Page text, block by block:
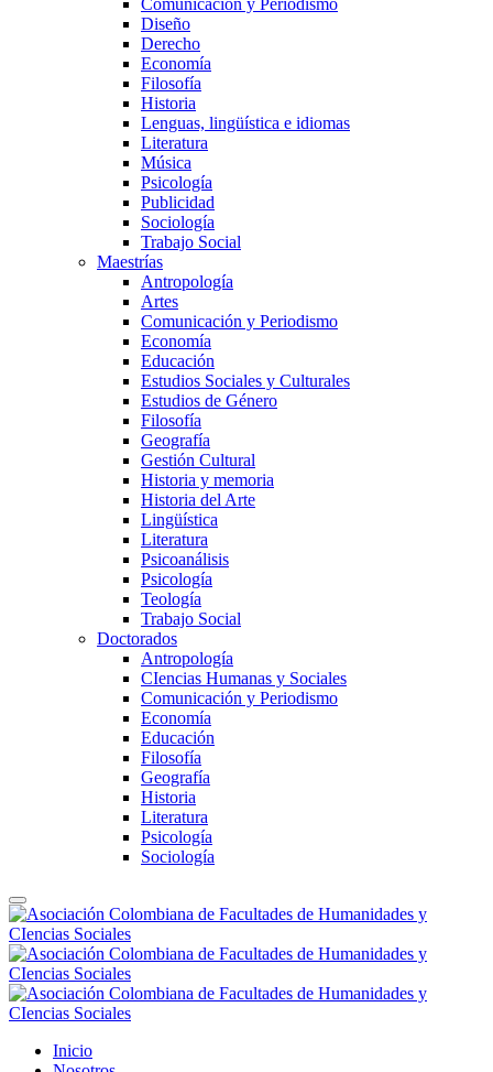
Comunicación y Periodismo
Diseño
Derecho
Economía
Filosofía
Historia
Lenguas, lingüística e idiomas
Literatura
Música
Psicología
Publicidad
Sociología
Trabajo Social
Maestrías
Antropología
Artes
Comunicación y Periodismo
Economía
Educación
Estudios Sociales y Culturales
Estudios de Género
Filosofía
Geografía
Gestión Cultural
Historia y memoria
Historia del Arte
Lingüística
Literatura
Psicoanálisis
Psicología
Teología
Trabajo Social
Doctorados
Antropología
CIencias Humanas y Sociales
Comunicación y Periodismo
Economía
Educación
Filosofía
Geografía
Historia
Literatura
Psicología
Sociología
Inicio